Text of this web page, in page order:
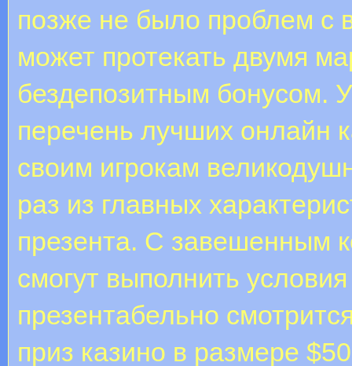
позже не было проблем с
может протекать двумя
бездепозитным бонусом.
перечень лучших онлайн
своим игрокам
раз из главных
презента. С завешенным
смогут выполнить
презентабельно
приз казино в размере